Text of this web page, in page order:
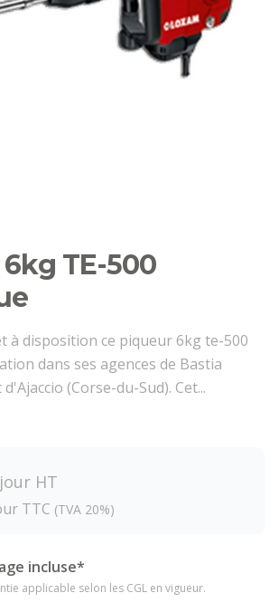
TE-500
à disposition ce piqueur 6kg te-500
dans ses agences de Bastia
(Corse-du-Sud). Cet...
HT
TTC (TVA 20%)
incluse*
applicable selon les CGL en vigueur.